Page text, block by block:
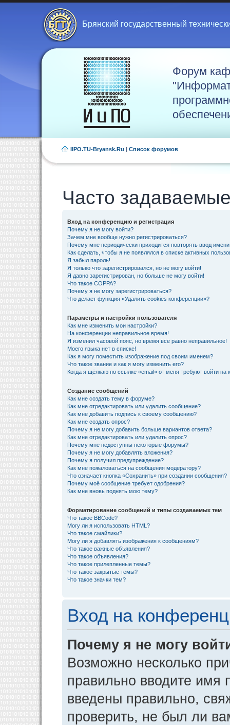
Брянский государственный
Форум
IIPO.TU-Bryansk.Ru | Список форумов
Часто
Вход на конференцию и регистрация
Почему я не могу войти?
Зачем мне вообще нужно регистрироваться?
Почему мне периодически приходится повторять ввод
Как сделать, чтобы я не появлялся в списке активных
Я забыл пароль!
Я только что зарегистрировался, но не могу войти!
Я давно зарегистрирован, но больше не могу войти!
Что такое COPPA?
Почему я не могу зарегистрироваться?
Что делает функция «Удалить cookies конференции»?
Параметры и настройки пользователя
Как мне изменить мои настройки?
На конференции неправильное время!
Я изменил часовой пояс, но время все равно неправильное!
Моего языка нет в списке!
Как я могу поместить изображение под своим именем?
Что такое звание и как я могу изменить его?
Когда я щёлкаю по ссылке «email» от меня требуют войти на
Создание сообщений
Как мне создать тему в форуме?
Как мне отредактировать или удалить сообщение?
Как мне добавить подпись к своему сообщению?
Как мне создать опрос?
Почему я не могу добавить больше вариантов ответа?
Как мне отредактировать или удалить опрос?
Почему мне недоступны некоторые форумы?
Почему я не могу добавлять вложения?
Почему я получил предупреждение?
Как мне пожаловаться на сообщения модератору?
Что означает кнопка «Сохранить» при создании сообщения?
Почему моё сообщение требует одобрения?
Как мне вновь поднять мою тему?
Форматирование сообщений и типы создаваемых тем
Что такое BBCode?
Могу ли я использовать HTML?
Что такое смайлики?
Могу ли я добавлять изображения к сообщениям?
Что такое важные объявления?
Что такое объявления?
Что такое прилепленные темы?
Что такое закрытые темы?
Что такое значки тем?
Вход на
Почему я не могу
Возможно несколько
правильно вводите имя
введены правильно,
проверить, не был ли